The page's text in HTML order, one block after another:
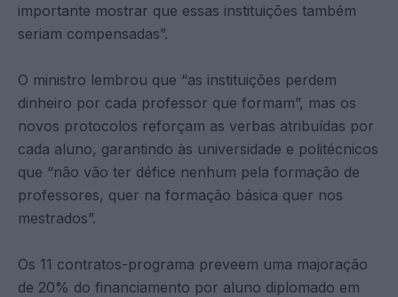
importante mostrar que essas instituições também
seriam compensadas”.
O ministro lembrou que “as instituições perdem
dinheiro por cada professor que formam”, mas os
novos protocolos reforçam as verbas atribuídas por
cada aluno, garantindo às universidade e politécnicos
que “não vão ter défice nenhum pela formação de
professores, quer na formação básica quer nos
mestrados”.
Os 11 contratos-programa preveem uma majoração
de 20% do financiamento por aluno diplomado em